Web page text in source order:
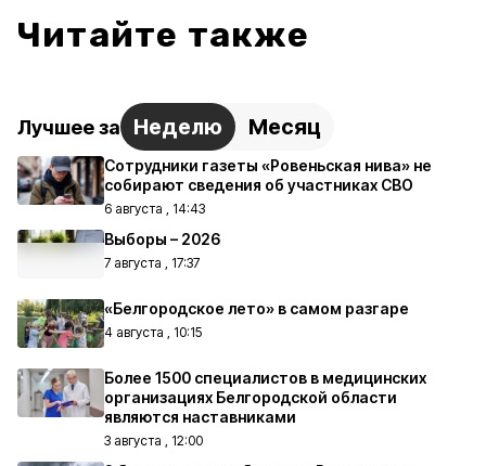
Читайте также
Лучшее за Неделю Месяц
Сотрудники газеты «Ровеньская нива» не
собирают сведения об участниках СВО
6 августа , 14:43
Выборы – 2026
7 августа , 17:37
«Белгородское лето» в самом разгаре
4 августа , 10:15
Более 1500 специалистов в медицинских
организациях Белгородской области
являются наставниками
3 августа , 12:00